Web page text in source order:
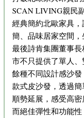
SCAN LIVING親民
經典簡約北歐家具
簡、品味居家空間
最後詩肯集團董事
市不只提供了單人
餘種不同設計感沙
款式皮沙發，透過
順勢延展，感受高
而絕佳彈性和功能